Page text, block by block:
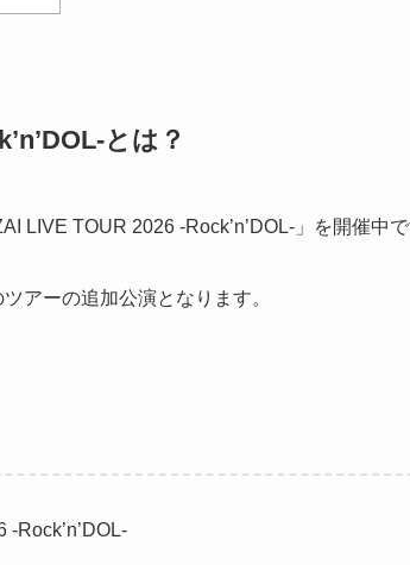
とは？
LIVE TOUR 2026 -Rock’n’DOL-」を開催中で
アーの追加公演となります。
Rock’n’DOL-